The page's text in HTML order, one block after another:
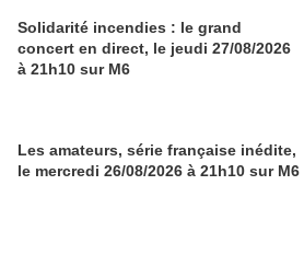
Solidarité incendies : le grand
concert en direct, le jeudi 27/08/2026
à 21h10 sur M6
Les amateurs, série française inédite,
le mercredi 26/08/2026 à 21h10 sur M6